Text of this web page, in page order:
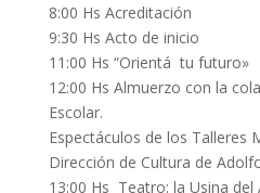
8:00 Hs Acreditación
9:30 Hs Acto de inicio
11:00 Hs “Orientá tu futuro»
12:00 Hs Almuerzo con la
Escolar.
Espectáculos de los Talleres
Dirección de Cultura de
13:00 Hs Teatro: la Usina del